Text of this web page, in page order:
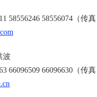
58556074（传真
波
66096630（传真